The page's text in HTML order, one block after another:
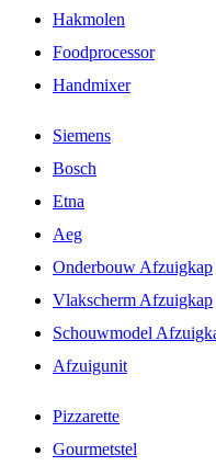
Hakmolen
Foodprocessor
Handmixer
Siemens
Bosch
Etna
Aeg
Onderbouw Afzuigkap
Vlakscherm Afzuigkap
Schouwmodel
Afzuigunit
Pizzarette
Gourmetstel